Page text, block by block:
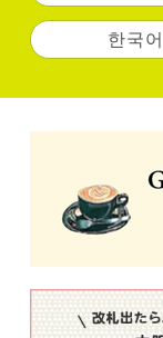
한국어